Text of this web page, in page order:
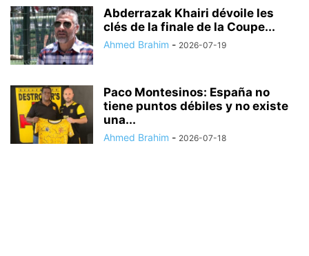
Abderrazak Khairi dévoile les
clés de la finale de la Coupe...
Ahmed Brahim - 2026-07-19
Paco Montesinos: España no
tiene puntos débiles y no existe
una...
Ahmed Brahim - 2026-07-18